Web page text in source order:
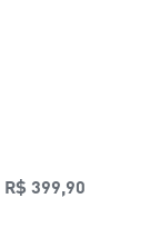
R$ 399,90